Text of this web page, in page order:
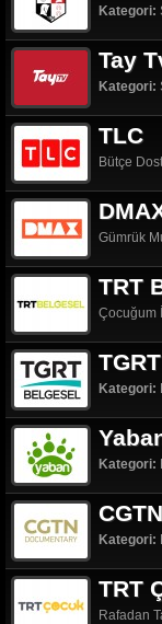
Kategori:
Tay
Kategori:
TLC
Bütçe
Gümrük
TRT
Çocuğum
Kategori:
Kategori:
Kategori:
TRT
Rafadan